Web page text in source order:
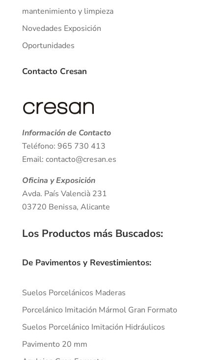
mantenimiento y limpieza
Novedades Exposición
Oportunidades
Contacto Cresan
Información de Contacto
Teléfono: 965 730 413
Email: contacto@cresan.es
Oficina y Exposición
Avda. País Valencià 231
03720 Benissa, Alicante
Los Productos más Buscados:
De Pavimentos y Revestimientos:
Suelos Porcelánicos Maderas
Porcelánico Imitación Mármol Gran Formato
Suelos Porcelánico Imitación Hidráulicos
Pavimento 20 mm